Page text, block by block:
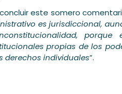
este somero
es jurisdiccional,
propias de los
derechos individuales”.